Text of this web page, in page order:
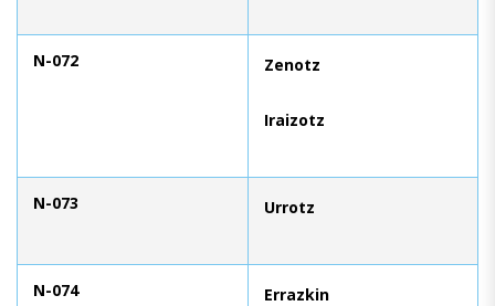
N-072 Zenotz
Iraizotz
N-073 Urrotz
N-074 Errazkin